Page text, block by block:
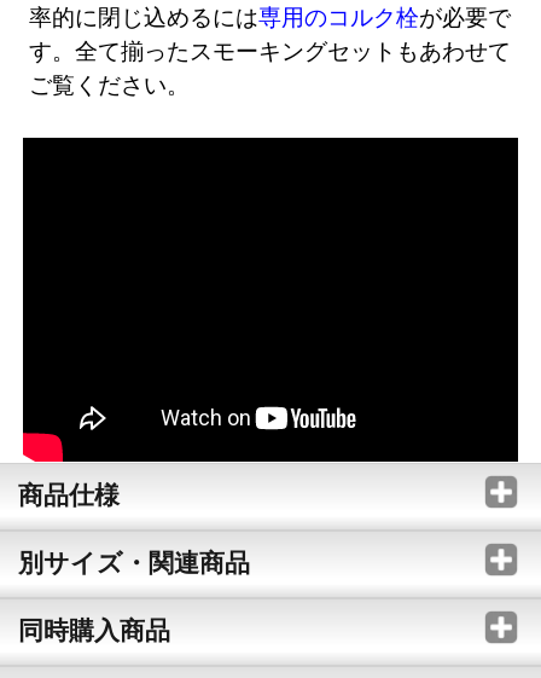
率的に閉じ込めるには専用のコルク栓が必要で
す。全て揃ったスモーキングセットもあわせて
ご覧ください。
商品仕様
別サイズ・関連商品
同時購入商品